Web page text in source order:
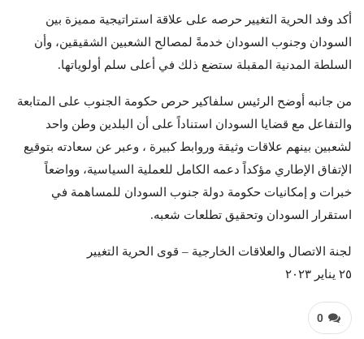
أكد وفد الحرية التغيير حرصه على علاقة استراتيجية مميزة بين
السودان وجنوب السودان خدمةً لمصالح الشعبين الشقيقين، وأن
السلطة المدنية المقبلة ستضع ذلك في أعلى سلم أولوياتها.
من جانبه أوضح الرئيس سلفاكير حرص حكومة الجنوب على المتابعة
والتفاعل مع قضايا السودان استناداً على أن البلدين وطن واحد
لشعبين بينهم علاقات وثيقة وروابط كبيرة ، وعبر عن سعادته بتوقيع
الإتفاق الإطاري مؤكداً دعمه الكامل للعملية السياسية، وواضعاً
خبرات و إمكانيات حكومة دولة جنوب السودان للمساهمة في
استقرار السودان وتحقيق تطلعات شعبه.
لجنة الاتصال والعلاقات الخارجية – قوى الحرية التغيير
٢٥ يناير ٢٠٢٣
0